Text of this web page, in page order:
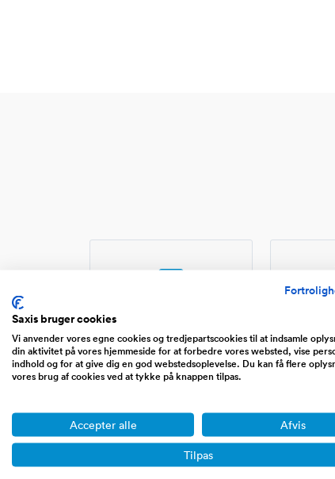
Portaler, community sites,
affiliate sites, blogs, saas,
markedspladser etc.
Saxis bruger cookies
Vi anvender vores egne cookies og tredjepartscookies til at indsamle
din aktivitet på vores hjemmeside for at forbedre vores websted, vise
indhold og for at give dig en god webstedsoplevelse. Du kan få flere
vores brug af cookies ved at tykke på knappen tilpas.
Accepter alle Afvis
Tilpas